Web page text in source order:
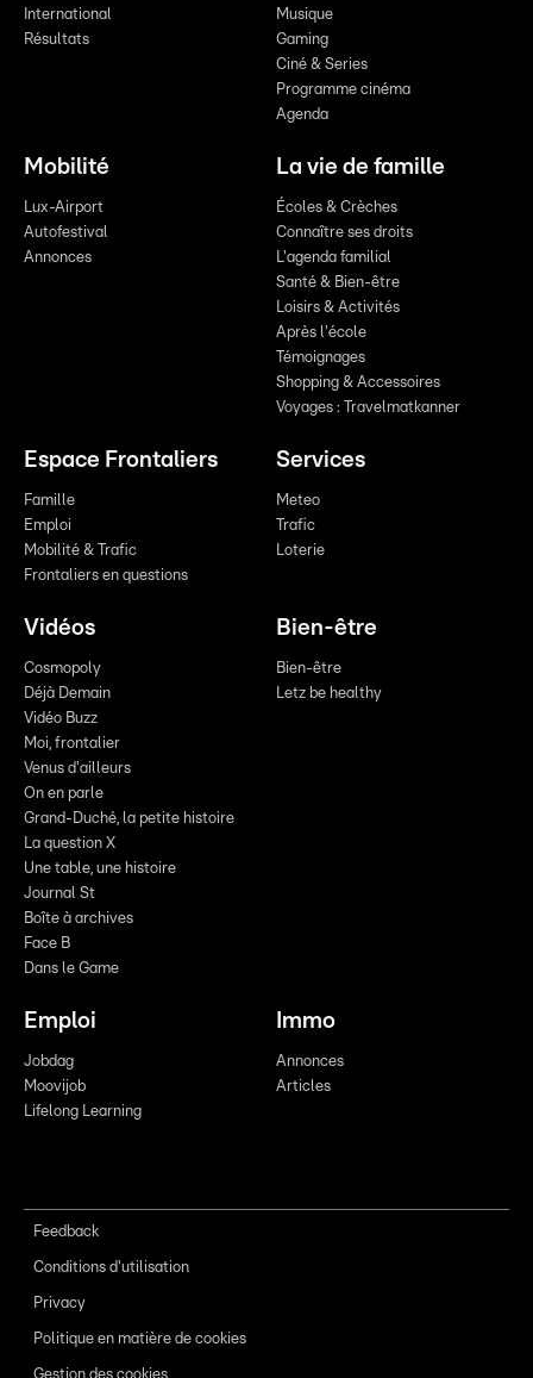
International
Résultats
Musique
Gaming
Ciné & Series
Programme cinéma
Agenda
Mobilité
Lux-Airport
Autofestival
Annonces
La vie de famille
Écoles & Crèches
Connaître ses droits
L'agenda familial
Santé & Bien-être
Loisirs & Activités
Après l'école
Témoignages
Shopping & Accessoires
Voyages : Travelmatkanner
Espace Frontaliers
Famille
Emploi
Mobilité & Trafic
Frontaliers en questions
Services
Meteo
Trafic
Loterie
Vidéos
Cosmopoly
Déjà Demain
Vidéo Buzz
Moi, frontalier
Venus d'ailleurs
On en parle
Grand-Duché, la petite histoire
La question X
Une table, une histoire
Journal St
Boîte à archives
Face B
Dans le Game
Bien-être
Bien-être
Letz be healthy
Emploi
Jobdag
Moovijob
Lifelong Learning
Immo
Annonces
Articles
Feedback
Conditions d'utilisation
Privacy
Politique en matière de cookies